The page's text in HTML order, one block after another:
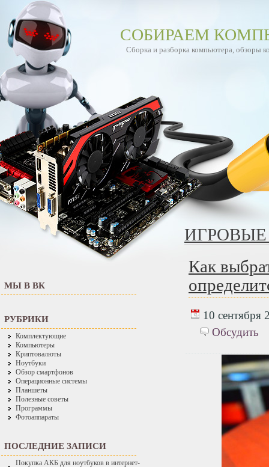
СОБИРАЕМ
Сборка и разборка компьютера, обзоры
МЫ В ВК
РУБРИКИ
Комплектующие
Компьютеры
Криптовалюты
Ноутбуки
Обзор смартфонов
Операционные системы
Планшеты
Полезные советы
Программы
Фотоаппараты
ПОСЛЕДНИЕ ЗАПИСИ
Покупка АКБ для ноутбуков в интернет-
Как
10 сентября
Обсудить